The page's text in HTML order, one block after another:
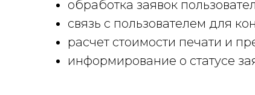
обработка заявок
связь с пользователем для
расчет стоимости печати и
информирование о статусе